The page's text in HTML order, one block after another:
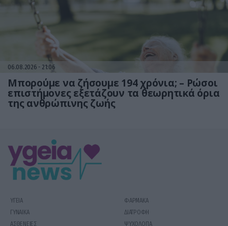
06.08.2026 21:06
Μπορούμε να ζήσουμε 194 χρόνια; – Ρώσοι
επιστήμονες εξετάζουν τα θεωρητικά όρια
της ανθρώπινης ζωής
ΥΓΕΙΑ
ΦΑΡΜΑΚΑ
ΓΥΝΑΙΚΑ
ΔΙΑΤΡΟΦΗ
ΑΣΘΕΝΕΙΕΣ
ΨΥΧΟΛΟΓΙΑ